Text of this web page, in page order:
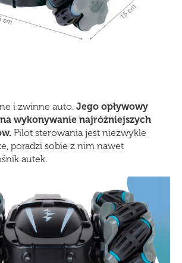
i zwinne auto. Jego opływowy
wykonywanie najróżniejszych
Pilot sterowania jest niezwykle
poradzi sobie z nim nawet
autek.